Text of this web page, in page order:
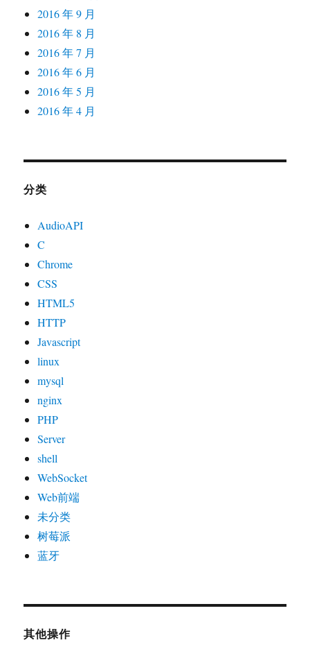
2016 年 9 月
2016 年 8 月
2016 年 7 月
2016 年 6 月
2016 年 5 月
2016 年 4 月
分类
AudioAPI
C
Chrome
CSS
HTML5
HTTP
Javascript
linux
mysql
nginx
PHP
Server
shell
WebSocket
Web前端
未分类
树莓派
蓝牙
其他操作